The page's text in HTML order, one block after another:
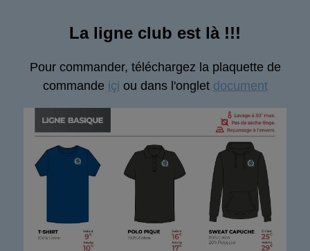
La ligne club est là !!!
Pour commander, téléchargez la plaquette de
commande içi ou dans l'onglet document